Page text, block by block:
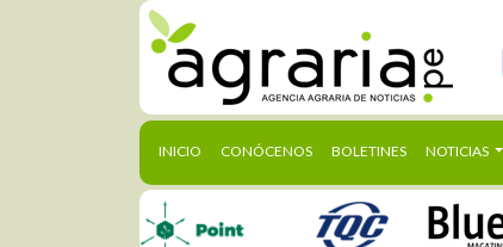
INICIO (CURRENT)
CONÓCENOS BOLETINES NOTICIAS